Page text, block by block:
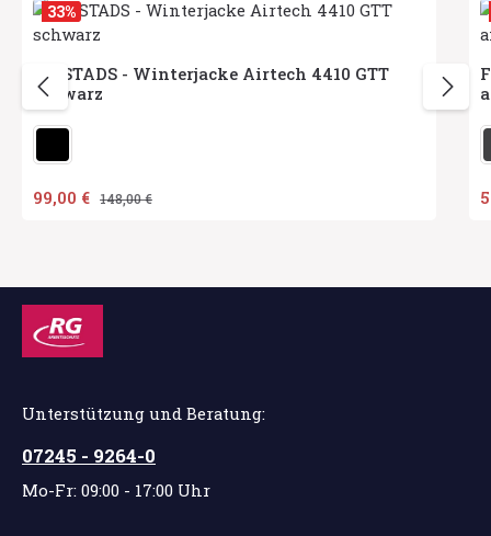
33%
FRISTADS - Winterjacke Airtech 4410 GTT
schwarz
Herstellerfarbe
Verkaufspreis:
99,00 € Regulärer Preis:
148,00 €
Unterstützung und Beratung:
07245 - 9264-0
Mo-Fr: 09:00 - 17:00 Uhr